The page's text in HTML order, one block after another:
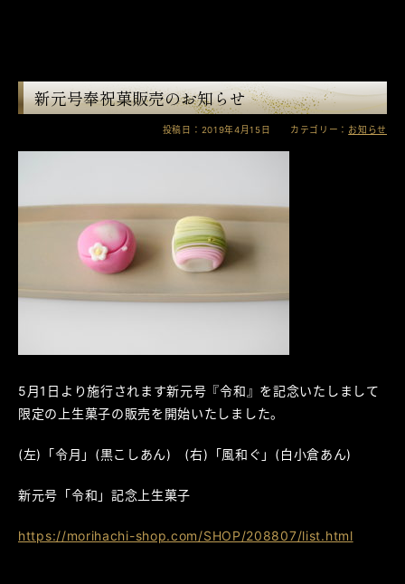
新元号奉祝菓販売のお知らせ
投稿日：2019年4月15日 カテゴリー： お知らせ
5月1日より施行されます新元号『令和』を記念いたしまして
限定の上生菓子の販売を開始いたしました。
(左)「令月」(黒こしあん) (右)「風和ぐ」(白小倉あん)
新元号「令和」記念上生菓子
https://morihachi-shop.com/SHOP/208807/list.html